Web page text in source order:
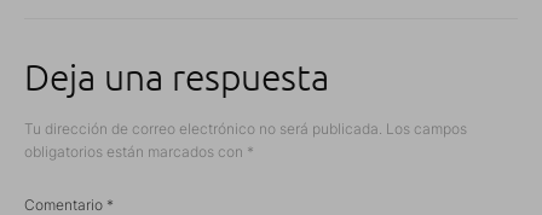
Deja una respuesta
Tu dirección de correo electrónico no será publicada. Los campos
obligatorios están marcados con *
Comentario *